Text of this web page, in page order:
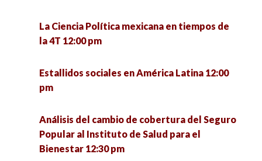
Repensar la inclusión desde los estudios
Jóvenes y participación política 4:00 pm
El quehacer de la Socioantropología desde la
licenciatura en Ciencias Sociales de la UACM.
Experiencias y debates 4:00 pm
estadounidense tras la elección presidencial de
2020 1:30 pm
Encuentro de investigadoras en formación UPN
– ENAH (MÉXICO) 1:30 pm
Conversatorio Interinstitucional de Vocaciones
Científicas Sociales: retos de la investigación y
la intervención en tiempos de pandemia 3:00 pm
La Ciencia Política mexicana en tiempos de
la 4T 12:00 pm
Estallidos sociales en América Latina 12:00
pm
Análisis del cambio de cobertura del Seguro
Popular al Instituto de Salud para el
Bienestar 12:30 pm